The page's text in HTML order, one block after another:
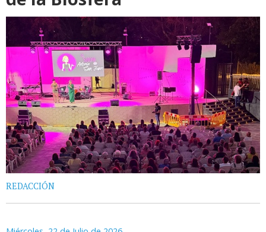
REDACCIÓN